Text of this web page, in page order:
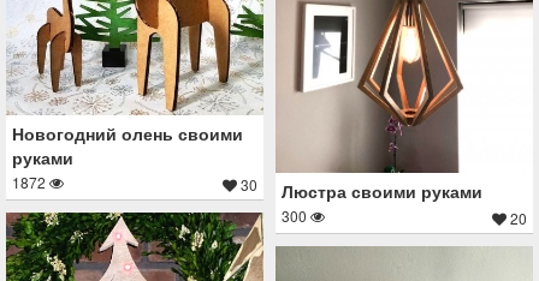
Новогодний олень своими
руками
1872 30 Люстра своими руками
300 20